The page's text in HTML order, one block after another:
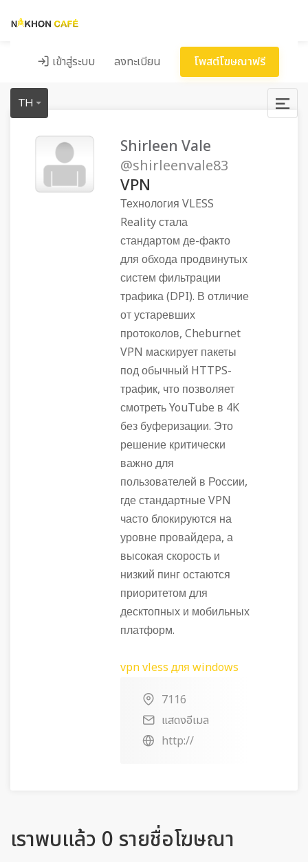
เข้าสู่ระบบ ลงทะเบียน โพสต์โฆษณาฟรี
TH
Shirleen Vale
@shirleenvale83
VPN
Технология VLESS
Reality стала
стандартом де-факто
для обхода продвинутых
систем фильтрации
трафика (DPI). В отличие
от устаревших
протоколов, Cheburnet
VPN маскирует пакеты
под обычный HTTPS-
трафик, что позволяет
смотреть YouTube в 4K
без буферизации. Это
решение критически
важно для
пользователей в России,
где стандартные VPN
часто блокируются на
уровне провайдера, а
высокая скорость и
низкий пинг остаются
приоритетом для
десктопных и мобильных
платформ.
vpn vless для windows
7116
แสดงอีเมล
http://
เราพบแล้ว 0 รายชื่อโฆษณา